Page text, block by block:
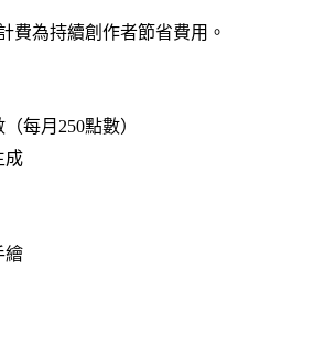
費為持續創作者節省費用。
（每月 250點數）
成
繪